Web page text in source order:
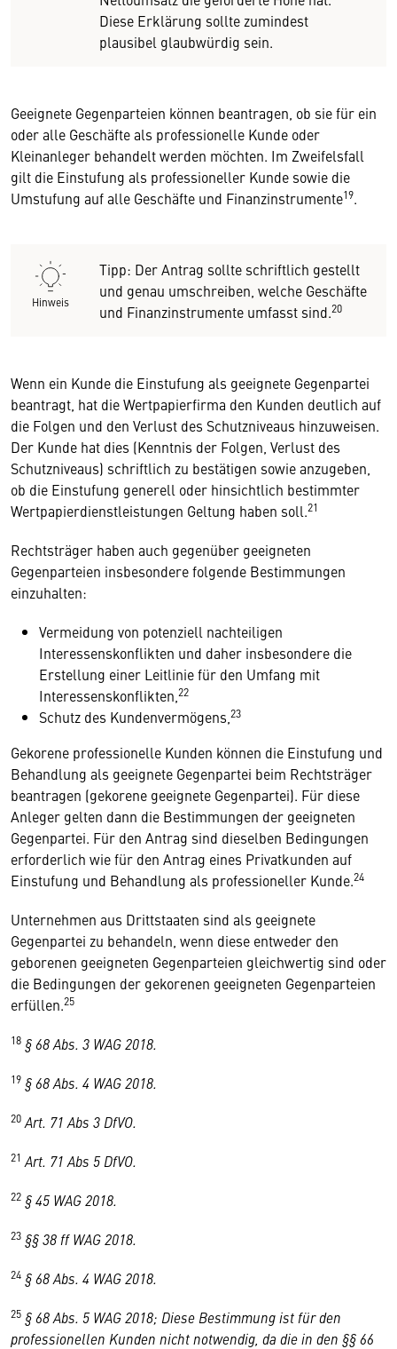
Diese Erklärung sollte zumindest
plausibel glaubwürdig sein.
Geeignete Gegenparteien können beantragen, ob sie für ein
oder alle Geschäfte als professionelle Kunde oder
Kleinanleger behandelt werden möchten. Im Zweifelsfall
gilt die Einstufung als professioneller Kunde sowie die
Umstufung auf alle Geschäfte und Finanzinstrumente19.
Hinweis
Tipp: Der Antrag sollte schriftlich gestellt
und genau umschreiben, welche Geschäfte
und Finanzinstrumente umfasst sind.20
Wenn ein Kunde die Einstufung als geeignete Gegenpartei
beantragt, hat die Wertpapierfirma den Kunden deutlich auf
die Folgen und den Verlust des Schutzniveaus hinzuweisen.
Der Kunde hat dies (Kenntnis der Folgen, Verlust des
Schutzniveaus) schriftlich zu bestätigen sowie anzugeben,
ob die Einstufung generell oder hinsichtlich bestimmter
Wertpapierdienstleistungen Geltung haben soll.21
Rechtsträger haben auch gegenüber geeigneten
Gegenparteien insbesondere folgende Bestimmungen
einzuhalten:
Vermeidung von potenziell nachteiligen
Interessenskonflikten und daher insbesondere die
Erstellung einer Leitlinie für den Umfang mit
Interessenskonflikten, 22
Schutz des Kundenvermögens, 23
Gekorene professionelle Kunden können die Einstufung und
Behandlung als geeignete Gegenpartei beim Rechtsträger
beantragen (gekorene geeignete Gegenpartei). Für diese
Anleger gelten dann die Bestimmungen der geeigneten
Gegenpartei. Für den Antrag sind dieselben Bedingungen
erforderlich wie für den Antrag eines Privatkunden auf
Einstufung und Behandlung als professioneller Kunde.24
Unternehmen aus Drittstaaten sind als geeignete
Gegenpartei zu behandeln, wenn diese entweder den
geborenen geeigneten Gegenparteien gleichwertig sind oder
die Bedingungen der gekorenen geeigneten Gegenparteien
erfüllen.25
18 § 68 Abs. 3 WAG 2018.
19 § 68 Abs. 4 WAG 2018.
20 Art. 71 Abs 3 DfVO.
21 Art. 71 Abs 5 DfVO.
22 § 45 WAG 2018.
23 §§ 38 ff WAG 2018.
24 § 68 Abs. 4 WAG 2018.
25 § 68 Abs. 5 WAG 2018; Diese Bestimmung ist für den
professionellen Kunden nicht notwendig, da die in den §§ 66